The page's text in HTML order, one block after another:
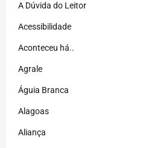
A Dúvida do Leitor
Acessibilidade
Aconteceu há..
Agrale
Águia Branca
Alagoas
Aliança